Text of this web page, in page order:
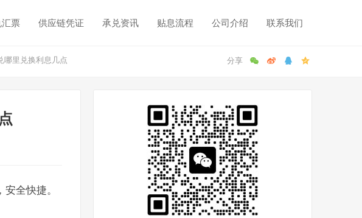
票 供应链凭证 承兑资讯 贴息流程 公司介绍 联系我们
哪里兑换利息几点
全快捷。